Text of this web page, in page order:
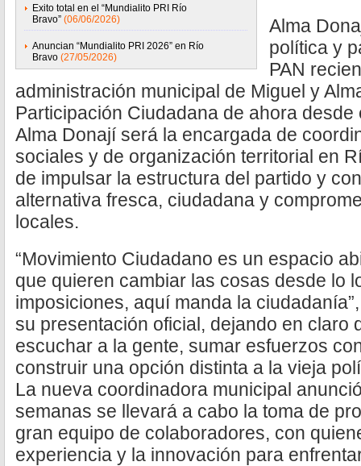
Exito total en el “Mundialito PRI Río
Bravo” (06/06/2026)
Anuncian “Mundialito PRI 2026” en Río
Bravo (27/05/2026)
Alma
política y
PAN
administración municipal de Miguel y
Participación Ciudadana de ahora
Alma Donají será la encargada de
sociales y de organización territorial en
de impulsar la estructura del partido y
alternativa fresca, ciudadana y
locales.
“Movimiento Ciudadano es un espacio
que quieren cambiar las cosas desde lo
imposiciones, aquí manda la
su presentación oficial, dejando en claro
escuchar a la gente, sumar esfuerzos
construir una opción distinta a la vieja
La nueva coordinadora municipal
semanas se llevará a cabo la toma de
gran equipo de colaboradores, con
experiencia y la innovación para